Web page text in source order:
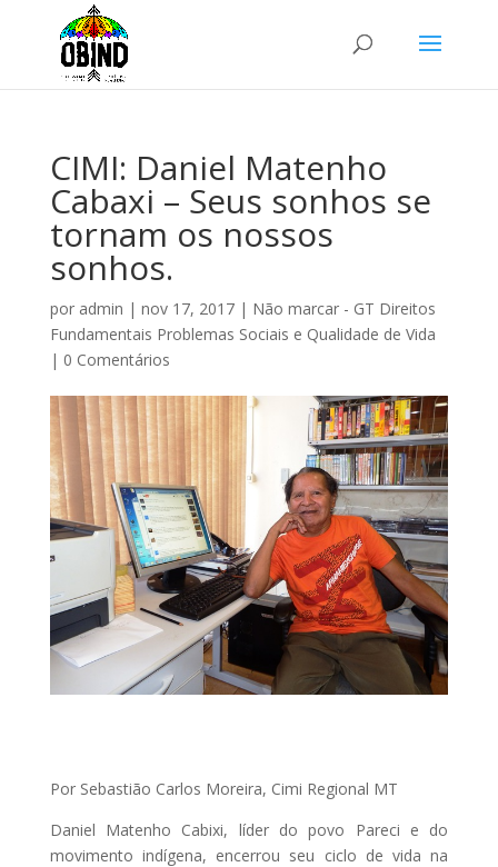
CIMI: Daniel Matenho
Cabaxi – Seus sonhos se
tornam os nossos
sonhos.
por admin | nov 17, 2017| Não marcar - GT Direitos
Fundamentais Problemas Sociais e Qualidade de Vida
| 0 Comentários
Por Sebastião Carlos Moreira, Cimi Regional MT
Daniel Matenho Cabixi, líder do povo Pareci e do
movimento indígena, encerrou seu ciclo de vida na